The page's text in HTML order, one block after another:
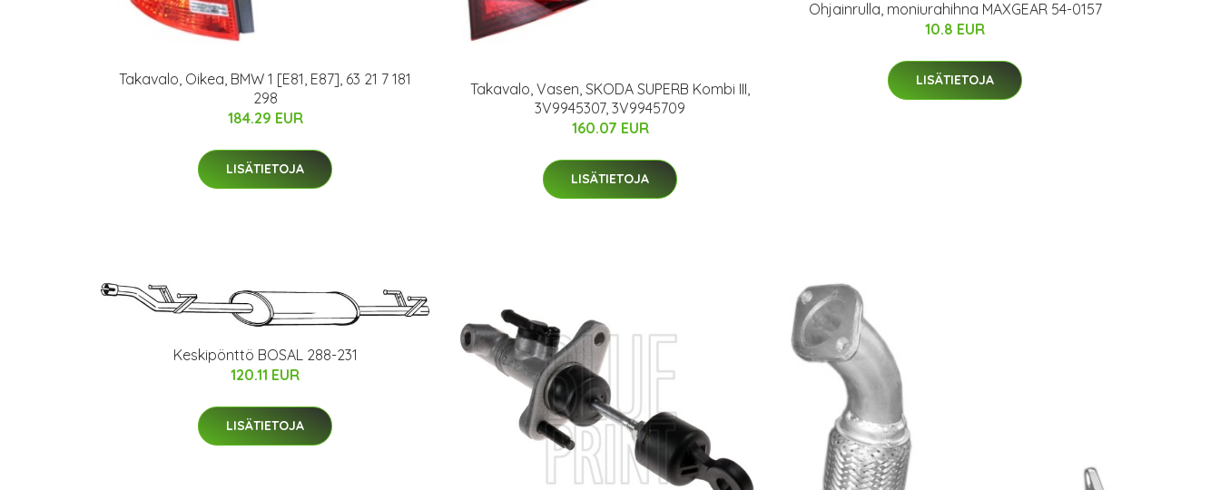
Takavalo, Oikea, BMW 1 [E81, E87], 63 21 7 181
298
184.29 EUR
LISÄTIETOJA
Takavalo, Vasen, SKODA SUPERB Kombi III,
3V9945307, 3V9945709
160.07 EUR
LISÄTIETOJA
Ohjainrulla, moniurahihna MAXGEAR 54-0157
10.8 EUR
LISÄTIETOJA
Keskipönttö BOSAL 288-231
120.11 EUR
LISÄTIETOJA